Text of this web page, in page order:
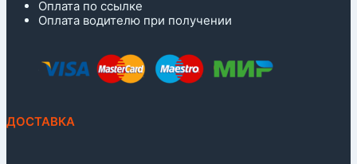
Оплата по ссылке
Оплата водителю при получении
ДОСТАВКА